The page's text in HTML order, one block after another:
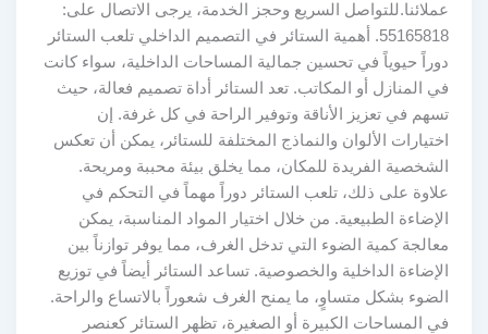
عملائنا.للتواصل السريع وحجز الخدمة، يرجى الاتصال على:
55165818. أهمية الستائر في التصميم الداخلي تلعب الستائر
دوراً حيوياً في تحسين جمالية المساحات الداخلية، سواء كانت
في المنازل أو المكاتب. تعد الستائر أداة تصميم فعالة، حيث
تسهم في تعزيز الأناقة وتوفير الراحة في كل غرفة. إن
اختيارات الألوان والنماذج المختلفة للستائر، يمكن أن تعكس
الشخصية الفريدة للمكان، مما يخلق بيئة محببة ومريحة.
علاوة على ذلك، تلعب الستائر دوراً مهماً في التحكم في
الإضاءة الطبيعية. من خلال اختيار المواد المناسبة، يمكن
معالجة كمية الضوء التي تدخل الغرف، مما يوفر توازناً بين
الإضاءة الداخلية والخصوصية. تساعد الستائر أيضاً في توزيع
الضوء بشكل متساوٍ، ما يمنح الغرف شعوراً بالاتساع والراحة.
في المساحات الكبيرة أو الصغيرة، تظهر الستائر كعنصر